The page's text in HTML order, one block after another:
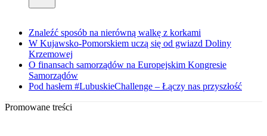
Znaleźć sposób na nierówną walkę z korkami
W Kujawsko-Pomorskiem uczą się od gwiazd Doliny
Krzemowej
O finansach samorządów na Europejskim Kongresie
Samorządów
Pod hasłem #LubuskieChallenge – Łączy nas przyszłość
Promowane treści